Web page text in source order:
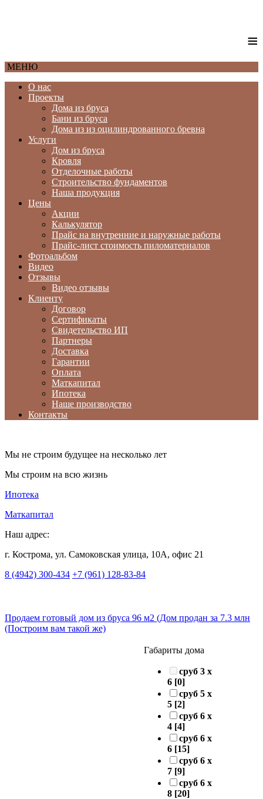
≡
МЕНЮ
О нас
Проекты
Дома из бруса
Бани из бруса
Дома из из оцилиндрованного бревна
Услуги
Дом из бруса
Кровля
Отделочные работы
Строительство фундаментов
Наша продукция
Цены
Акции
Калькулятор
Прайс на внутренние и наружные работы
Прайс-лист стоимость пиломатериалов
Фотоальбом
Видео
Отзывы
Видео отзывы
Клиенту
Договор
Сертификаты
Свидетельство ИП
Партнеры
Доставка
Гарантии
Оплата
Маткапитал
Ипотека
Наше производство
Контакты
Мы не строим будущее на несколько лет
Мы строим на всю жизнь
Ипотека
Маткапитал
Наш адрес:
г. Кострома, ул. Самоковская улица, 10А, офис 21
8 (4942) 300-434 +7 (961) 128-83-84
Продаем готовый дом из бруса 96 м2 (Дом продан за 7.3 млн
(Построим вам такой же)
Габариты дома
сруб 3 х
6 [0]
сруб 5 х
5 [2]
сруб 6 х
4 [4]
сруб 6 х
6 [15]
сруб 6 х
7 [9]
сруб 6 х
8 [20]